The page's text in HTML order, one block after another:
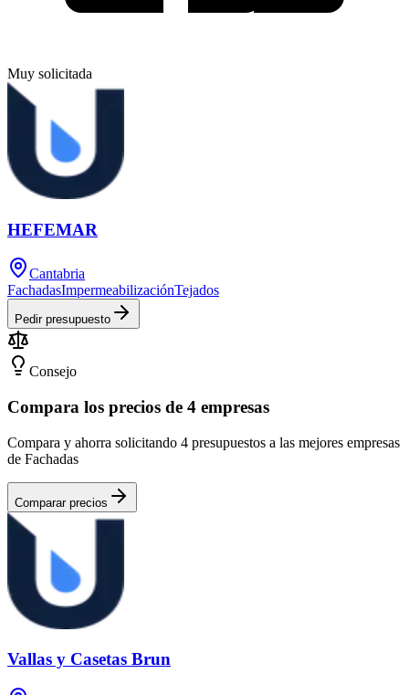
Muy solicitada
HEFEMAR
Cantabria
FachadasImpermeabilizaciónTejados
Pedir presupuesto
Consejo
Compara los precios de 4 empresas
Compara y ahorra solicitando 4 presupuestos a las mejores empresas
de Fachadas
Comparar precios
Vallas y Casetas Brun